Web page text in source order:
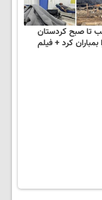
تا صبح کردستان
بمباران کرد + فیلم